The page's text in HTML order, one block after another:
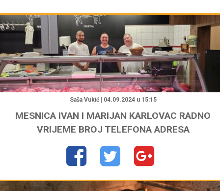
"
Saša Vukić | 04.09.2024 u 15:15
MESNICA IVAN I MARIJAN KARLOVAC RADNO
VRIJEME BROJ TELEFONA ADRESA